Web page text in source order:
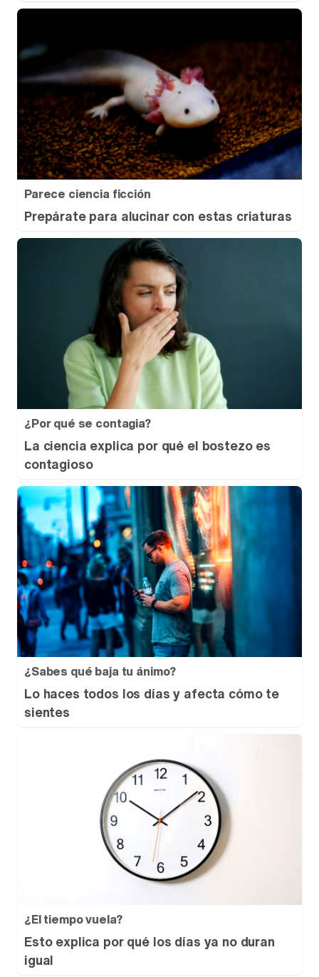
Parece ciencia ficción
Prepárate para alucinar con estas criaturas
¿Por qué se contagia?
La ciencia explica por qué el bostezo es
contagioso
¿Sabes qué baja tu ánimo?
Lo haces todos los días y afecta cómo te
sientes
¿El tiempo vuela?
Esto explica por qué los días ya no duran
igual